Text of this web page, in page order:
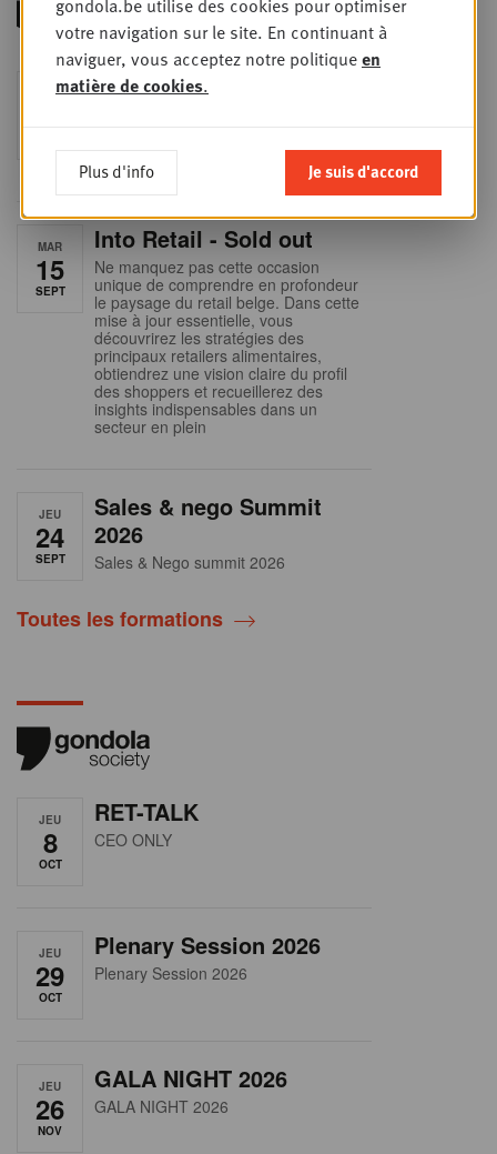
MER
Foodservice - Joint
onderhandelingstafel is geen toeval!
MAR
15
SEPT
Into Retail - Sold out
Ne manquez pas cette occasion
unique de comprendre en profondeur
le paysage du retail belge. Dans cette
mise à jour essentielle, vous
découvrirez les stratégies des
principaux retailers alimentaires,
obtiendrez une vision claire du profil
des shoppers et recueillerez des
insights indispensables dans un
secteur en plein
JEU
24
SEPT
Sales & nego Summit
2026
Sales & Nego summit 2026
Toutes les formations
JEU
8
OCT
RET-TALK
CEO ONLY
JEU
29
OCT
Plenary Session 2026
Plenary Session 2026
JEU
26
NOV
GALA NIGHT 2026
GALA NIGHT 2026
votre navigation sur le site. En continuant à
naviguer, vous acceptez notre politiqueen
matière de cookies.
Plus d'info Je suis d'accord